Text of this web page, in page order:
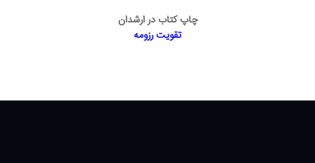
چاپ کتاب در ارشدان
تقویت رزومه